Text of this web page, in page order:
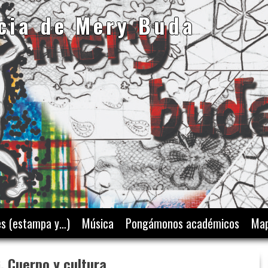
de Mery Buda
(estampa y…) Música Pongámonos académicos